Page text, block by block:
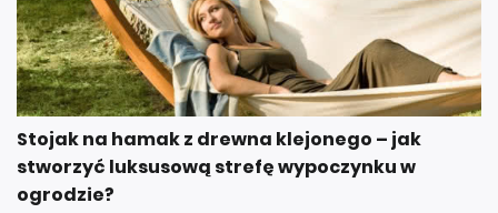
Stojak na hamak z drewna klejonego – jak
stworzyć luksusową strefę wypoczynku w
ogrodzie?